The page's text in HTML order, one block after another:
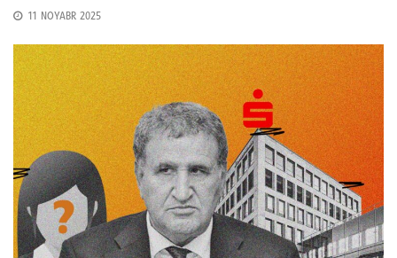
11 NOYABR 2025